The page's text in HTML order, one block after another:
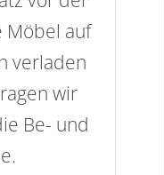
Wir
und
sicheren
wieder